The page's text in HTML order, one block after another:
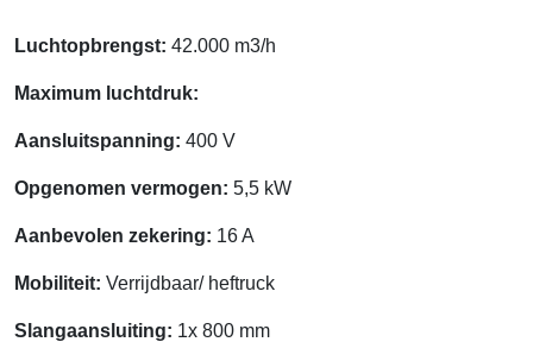
Luchtopbrengst: 42.000 m3/h
Maximum luchtdruk:
Aansluitspanning: 400 V
Opgenomen vermogen: 5,5 kW
Aanbevolen zekering: 16 A
Mobiliteit: Verrijdbaar/ heftruck
Slangaansluiting: 1x 800 mm